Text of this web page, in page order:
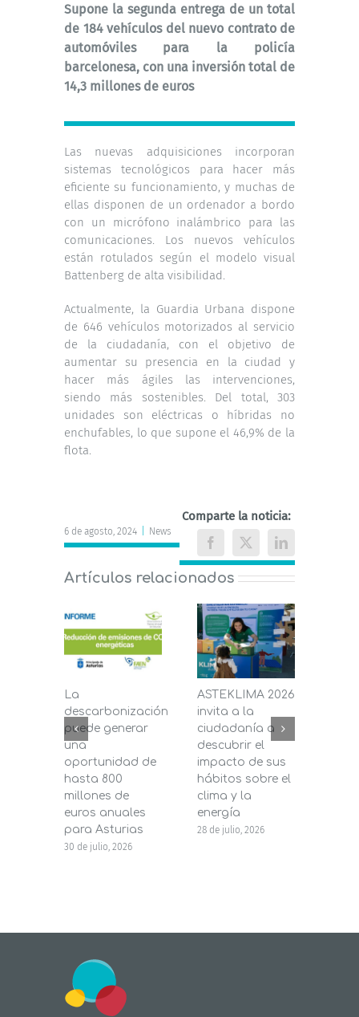
Supone la segunda entrega de un total
de 184 vehículos del nuevo contrato de
automóviles para la policía
barcelonesa, con una inversión total de
14,3 millones de euros
Las nuevas adquisiciones incorporan
sistemas tecnológicos para hacer más
eficiente su funcionamiento, y muchas de
ellas disponen de un ordenador a bordo
con un micrófono inalámbrico para las
comunicaciones. Los nuevos vehículos
están rotulados según el modelo visual
Battenberg de alta visibilidad.
Actualmente, la Guardia Urbana dispone
de 646 vehículos motorizados al servicio
de la ciudadanía, con el objetivo de
aumentar su presencia en la ciudad y
hacer más ágiles las intervenciones,
siendo más sostenibles. Del total, 303
unidades son eléctricas o híbridas no
enchufables, lo que supone el 46,9% de la
flota.
6 de agosto, 2024 News
Comparte la noticia:
Facebook
X LinkedIn
Artículos relacionados
La
descarbonización
puede generar
una
oportunidad de
hasta 800
millones de
euros anuales
para Asturias
30 de julio, 2026
ASTEKLIMA 2026
invita a la
ciudadanía a
descubrir el
impacto de sus
hábitos sobre el
clima y la
energía
28 de julio, 2026